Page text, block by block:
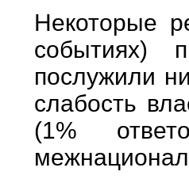
Некоторые
событиях)
послужили
слабость
(1%